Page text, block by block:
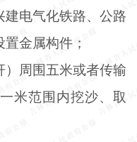
建电气化铁路、公路
金属构件；
）周围五米或者传输
米范围内挖沙、取